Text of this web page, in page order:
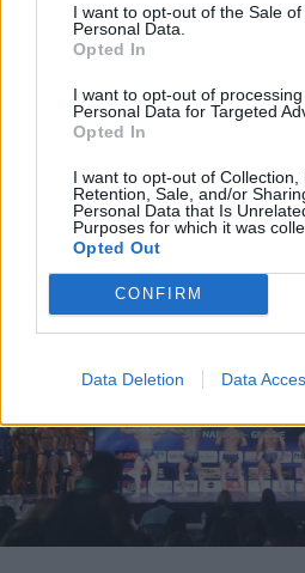
I want to opt-out of the Sale of
Personal Data.
Opted In
I want to opt-out of
Personal Data for Targeted
Opted In
I want to opt-out of Collection,
Retention, Sale, and/or
Personal Data that Is
Purposes for which it was
Opted Out
CONFIRM
Data Deletion Data